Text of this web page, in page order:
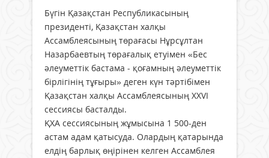
Бүгiн Қазақстан Республикасының
президенті, Қазақстан халқы
Ассамблеясының төрағасы Нұрсұлтан
Назарбаевтың төрағалық етуімен «Бес
әлеуметтік бастама - қоғамның әлеуметтік
бірлігінің тұғыры» деген күн тәртібімен
Қазақстан халқы Ассамблеясының XXVI
сессиясы басталды.
ҚХА сессиясының жұмысына 1 500-ден
астам адам қатысуда. Олардың қатарында
елдің барлық өңірiнен келген Ассамблея